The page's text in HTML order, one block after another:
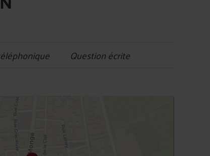
Question écrite